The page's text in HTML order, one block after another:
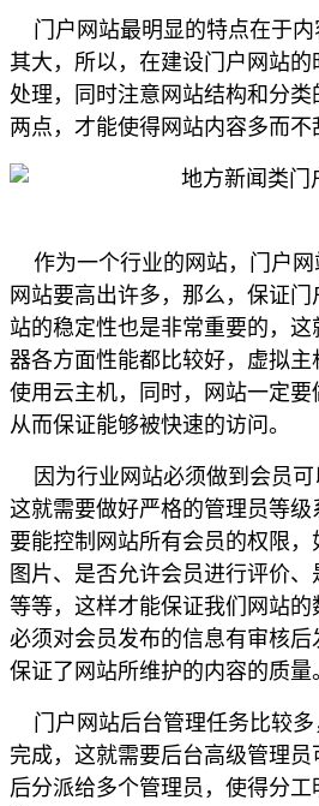
门户网站最明显的特点在于内
其大，所以，在建设门户网站
处理，同时注意网站结构和分
两点，才能使得网站内容多而不
作为一个行业的网站，门户网
网站要高出许多，那么，保证
站的稳定性也是非常重要的，
器各方面性能都比较好，虚拟
使用云主机，同时，网站一定要
从而保证能够被快速的访问。
因为行业网站必须做到会员可
这就需要做好严格的管理员等
要能控制网站所有会员的权限
图片、是否允许会员进行评价
等等，这样才能保证我们网站
必须对会员发布的信息有审核
保证了网站所维护的内容的质量
门户网站后台管理任务比较多
完成，这就需要后台高级管理
后分派给多个管理员，使得分